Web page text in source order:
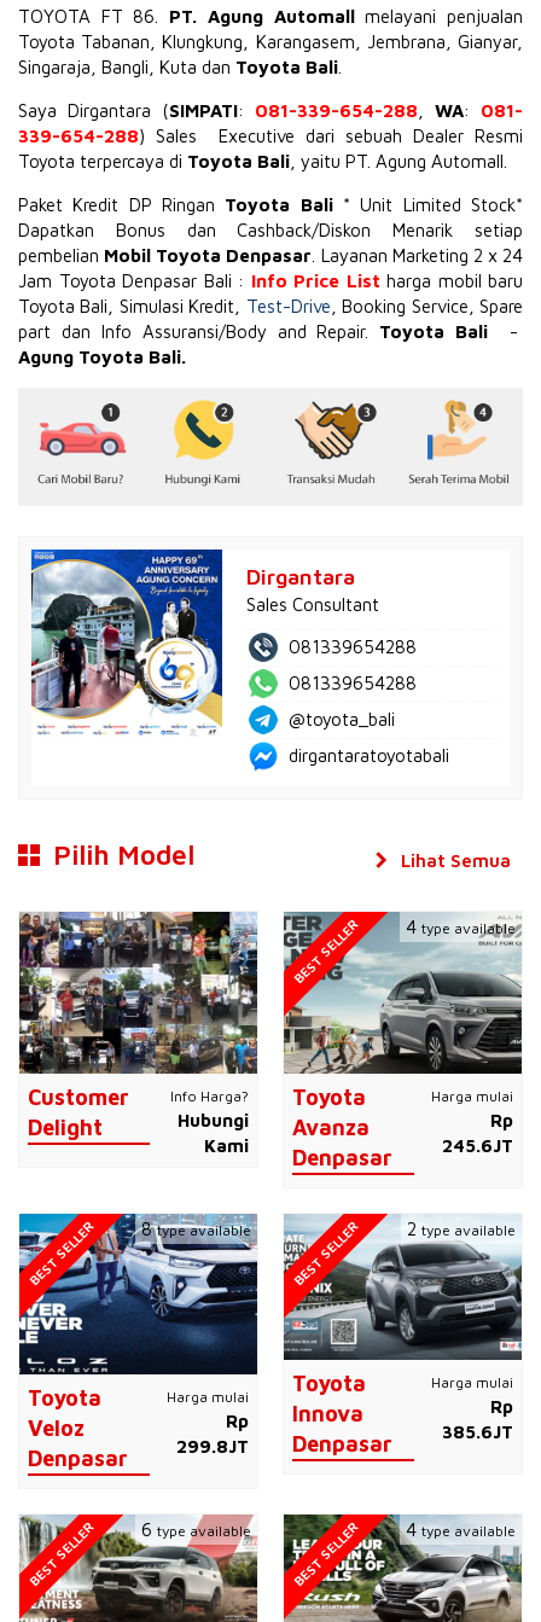
TOYOTA FT 86 PT. Agung Automallmelayani penjualan
Toyota Tabanan, Klungkung, Karangasem, Jembrana, Gianyar,
Singaraja, Bangli, Kuta dan Toyota Bali
Saya Dirgantara (SIMPATI: 081-339-654-288 WA: 081-
339-654-288) Sales Executive dari sebuah Dealer Resmi
Toyota terpercaya di Toyota Bali , yaitu PT. Agung Automall.
Paket Kredit DP Ringan Toyota Bali * Unit Limited Stock*
Dapatkan Bonus dan Cashback/Diskon Menarik setiap
pembelian Mobil Toyota Denpasar . Layanan Marketing 2 x 24
Jam Toyota Denpasar Bali : Info Price List harga mobil baru
Toyota Bali, Simulasi Kredit, Test-Drive , Booking Service, Spare
part dan Info Assuransi/Body and Repair. Toyota Bali -
Agung Toyota Bali.
Dirgantara
Sales Consultant
081339654288
081339654288
@toyota_bali
dirgantaratoyotabali
Pilih Model
Customer
Delight
Info Harga?
Hubungi
Kami
Toyota
Avanza
Denpasar
Harga mulai
Rp
245.6JT
BEST SELLER 4 type available
Toyota
Veloz
Denpasar
Harga mulai
Rp
299.8JT
BEST SELLER 8type available
Toyota
Innova
Denpasar
Harga mulai
Rp
385.6JT
BEST SELLER 2 type available
BEST SELLER 6 type available BEST SELLER 4type available
Lihat Semua